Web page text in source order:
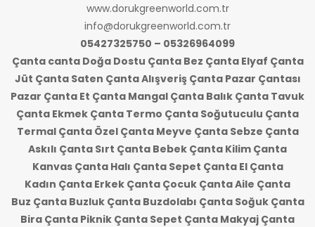
www.dorukgreenworld.com.tr
info@dorukgreenworld.com.tr
05427325750 – 05326964099
Çanta canta Doğa Dostu Çanta Bez Çanta Elyaf Çanta
Jüt Çanta Saten Çanta Alışveriş Çanta Pazar Çantası
Pazar Çanta Et Çanta Mangal Çanta Balık Çanta Tavuk
Çanta Ekmek Çanta Termo Çanta Soğutuculu Çanta
Termal Çanta Özel Çanta Meyve Çanta Sebze Çanta
Askılı Çanta Sırt Çanta Bebek Çanta Kilim Çanta
Kanvas Çanta Halı Çanta Sepet Çanta El Çanta
Kadın Çanta Erkek Çanta Çocuk Çanta Aile Çanta
Buz Çanta Buzluk Çanta Buzdolabı Çanta Soğuk Çanta
Bira Çanta Piknik Çanta Sepet Çanta Makyaj Çanta